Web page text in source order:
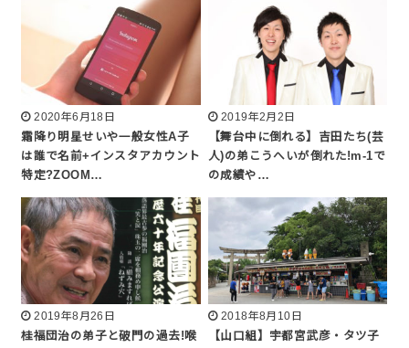
2020年6月18日
霜降り明星せいや一般女性A子
は誰で名前+インスタアカウント
特定?ZOOM…
2019年2月2日
【舞台中に倒れる】吉田たち(芸
人)の弟こうへいが倒れた!m-1で
の成績や…
2019年8月26日
桂福団治の弟子と破門の過去!喉
2018年8月10日
【山口組】宇都宮武彦・タツ子